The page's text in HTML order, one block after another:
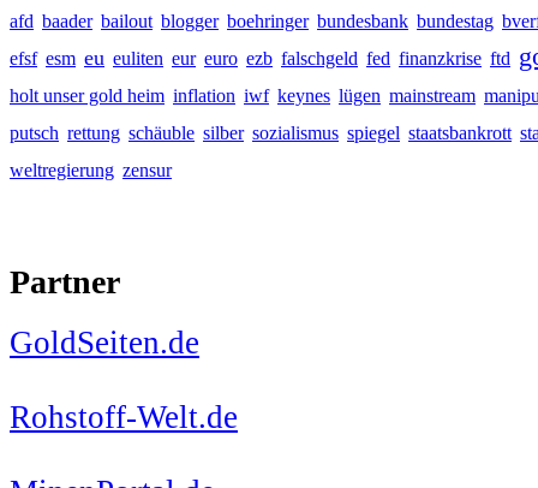
afd baader bailout blogger boehringer bundesbank bundestag
efsf esm eu euliten eur euro ezb falschgeld fed finanzkrise ftd
holt unser gold heim inflation iwf keynes lügen mainstream
putsch rettung schäuble silber sozialismus spiegel staatsbankrott
weltregierung zensur
Partner
GoldSeiten.de
Rohstoff-Welt.de